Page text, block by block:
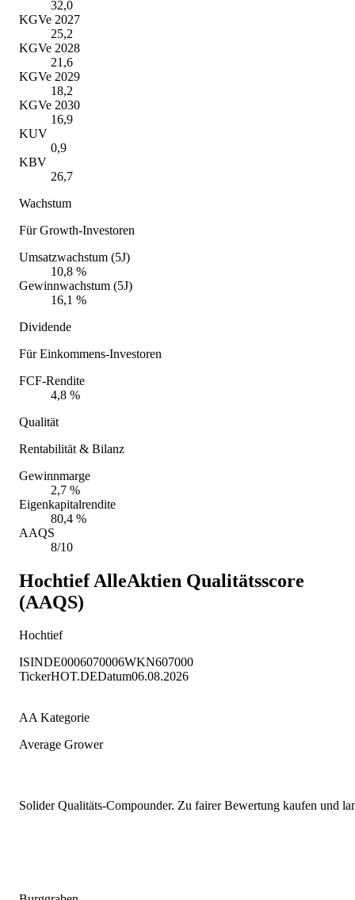
32,0
KGVe 2027
25,2
KGVe 2028
21,6
KGVe 2029
18,2
KGVe 2030
16,9
KUV
0,9
KBV
26,7
Wachstum
Für Growth-Investoren
Umsatzwachstum (5J)
10,8 %
Gewinnwachstum (5J)
16,1 %
Dividende
Für Einkommens-Investoren
FCF-Rendite
4,8 %
Qualität
Rentabilität & Bilanz
Gewinnmarge
2,7 %
Eigenkapitalrendite
80,4 %
AAQS
8/10
HochtiefAlleAktien Qualitätsscore
(AAQS)
Hochtief
ISINDE0006070006WKN607000
TickerHOT.DEDatum06.08.2026
AA Kategorie
Average Grower
Solider Qualitäts-Compounder. Zu fairer Bewertung kaufen und